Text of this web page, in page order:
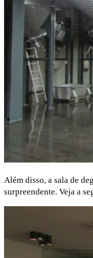
Além disso, a sala de
surpreendente. Veja a